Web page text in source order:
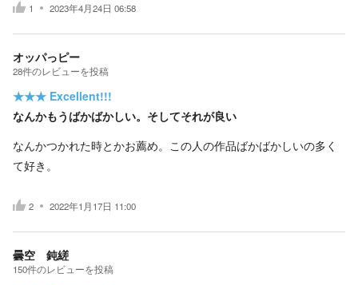
1 2023年4月24日 06:58
オッパっピー
28件のレビューを投稿
★★★ Excellent!!!
なんかもうばかばかしい。そしてそれが良い
なんかつかれた時とかお薦め。この人の作品ばかばかしいの多く
て好き。
2 2022年1月17日 11:00
曇空 鈍縒
150件のレビューを投稿